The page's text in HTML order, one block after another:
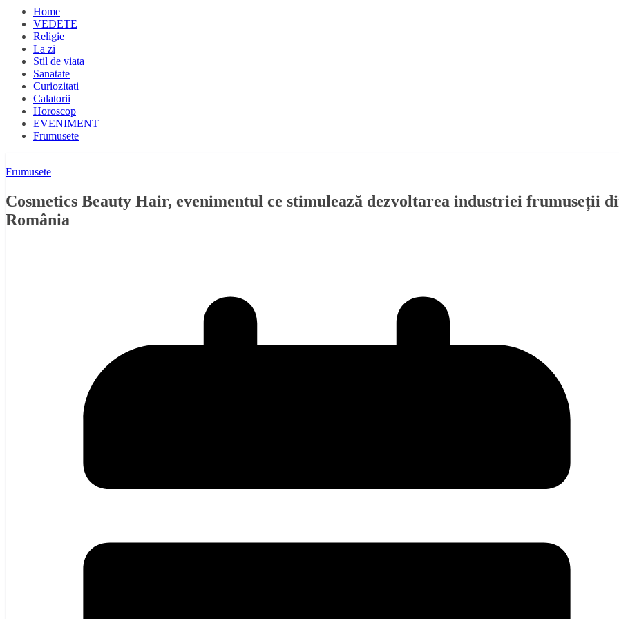
Home
VEDETE
Religie
La zi
Stil de viata
Sanatate
Curiozitati
Calatorii
Horoscop
EVENIMENT
Frumusete
Frumusete
Cosmetics Beauty Hair, evenimentul ce stimulează dezvoltarea industriei frumuseții
România